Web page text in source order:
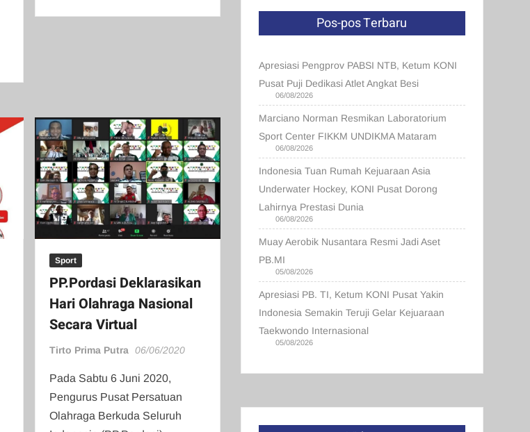
Sport
PP.Pordasi Deklarasikan
Hari Olahraga Nasional
Secara Virtual
Tirto Prima Putra 06/06/2020
Pada Sabtu 6 Juni 2020,
Pengurus Pusat Persatuan
Olahraga Berkuda Seluruh
Pos-pos Terbaru
Apresiasi Pengprov PABSI NTB, Ketum KONI
Pusat Puji Dedikasi Atlet Angkat Besi
06/08/2026
Marciano Norman Resmikan Laboratorium
Sport Center FIKKM UNDIKMA Mataram
06/08/2026
Indonesia Tuan Rumah Kejuaraan Asia
Underwater Hockey, KONI Pusat Dorong
Lahirnya Prestasi Dunia
06/08/2026
Muay Aerobik Nusantara Resmi Jadi Aset
PB.MI
05/08/2026
Apresiasi PB. TI, Ketum KONI Pusat Yakin
Indonesia Semakin Teruji Gelar Kejuaraan
Taekwondo Internasional
05/08/2026